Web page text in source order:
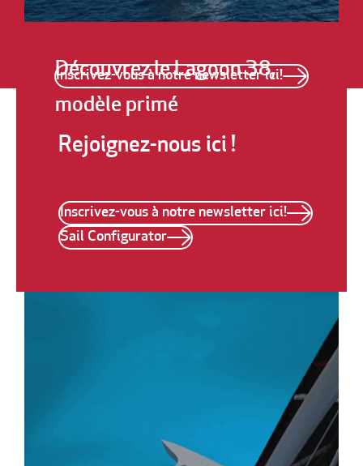
Découvrez le Lagoon 38,
modèle primé
Inscrivez-vous à notre newsletter ici!
Rejoignez-nous ici !
Inscrivez-vous à notre newsletter ici!
Sail Configurator